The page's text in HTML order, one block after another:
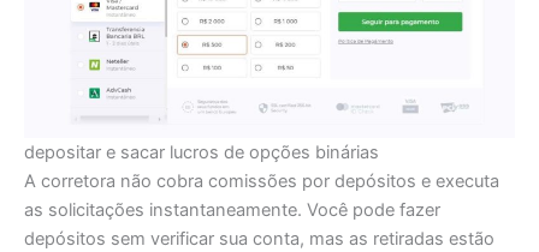
depositar e sacar lucros de opções binárias
A corretora não cobra comissões por depósitos e executa
as solicitações instantaneamente. Você pode fazer
depósitos sem verificar sua conta, mas as retiradas estão